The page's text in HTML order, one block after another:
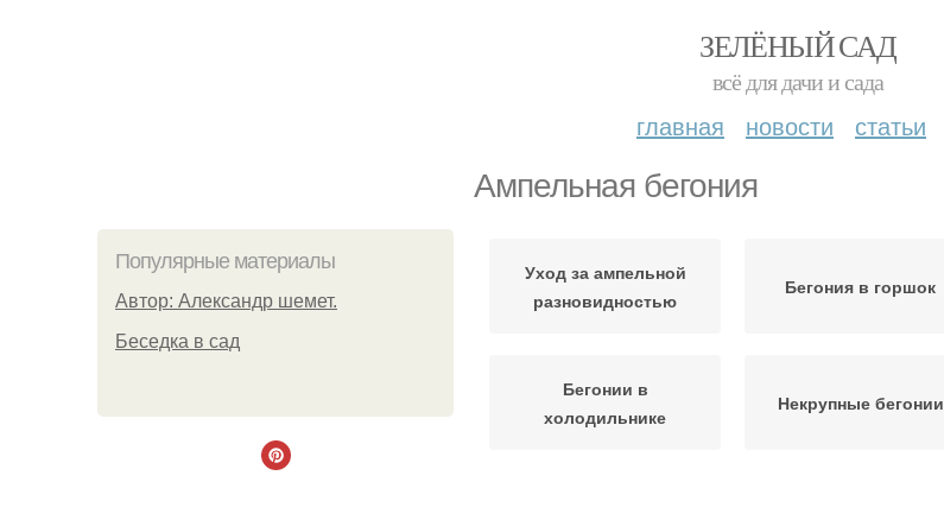
ЗЕЛЁНЫЙ САД
всё для дачи и сада
главная новости статьи
Ампельная бегония
Популярные материалы
Автор: Александр шемет.
Беседка в сад
Уход за ампельной
разновидностью
Бегония в горшок
Бегонии в
холодильнике
Некрупные бегонии